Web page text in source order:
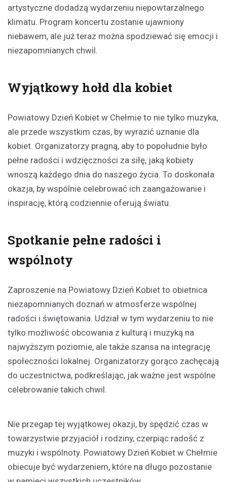
artystyczne dodadzą wydarzeniu niepowtarzalnego
klimatu. Program koncertu zostanie ujawniony
niebawem, ale już teraz można spodziewać się emocji i
niezapomnianych chwil.
Wyjątkowy hołd dla kobiet
Powiatowy Dzień Kobiet w Chełmie to nie tylko muzyka,
ale przede wszystkim czas, by wyrazić uznanie dla
kobiet. Organizatorzy pragną, aby to popołudnie było
pełne radości i wdzięczności za siłę, jaką kobiety
wnoszą każdego dnia do naszego życia. To doskonała
okazja, by wspólnie celebrować ich zaangażowanie i
inspirację, którą codziennie oferują światu.
Spotkanie pełne radości i
wspólnoty
Zaproszenie na Powiatowy Dzień Kobiet to obietnica
niezapomnianych doznań w atmosferze wspólnej
radości i świętowania. Udział w tym wydarzeniu to nie
tylko możliwość obcowania z kulturą i muzyką na
najwyższym poziomie, ale także szansa na integrację
społeczności lokalnej. Organizatorzy gorąco zachęcają
do uczestnictwa, podkreślając, jak ważne jest wspólne
celebrowanie takich chwil.
Nie przegap tej wyjątkowej okazji, by spędzić czas w
towarzystwie przyjaciół i rodziny, czerpiąc radość z
muzyki i wspólnoty. Powiatowy Dzień Kobiet w Chełmie
obiecuje być wydarzeniem, które na długo pozostanie